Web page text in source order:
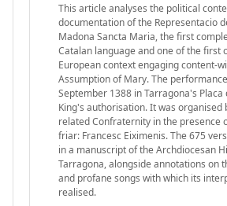
This article analyses the political
documentation of the Representacio
Madona Sancta Maria, the first
Catalan language and one of the first
European context engaging content-
Assumption of Mary. The
September 1388 in Tarragona's
King's authorisation. It was organised
related Confraternity in the presence
friar: Francesc Eiximenis. The 675
in a manuscript of the Archdiocesan
Tarragona, alongside annotations on
and profane songs with which its
realised.